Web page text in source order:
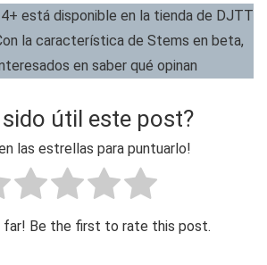
está disponible en la tienda de DJTT
la característica de Stems en beta,
en saber qué opinan
útil este post?
las estrellas para puntuarlo!
far! Be the first to rate this post.